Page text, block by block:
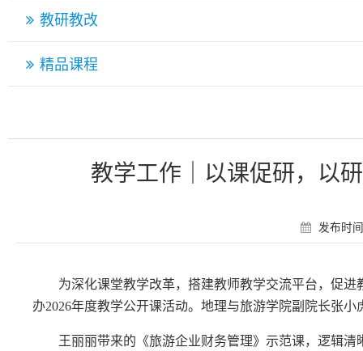
教研教改
精品课程
教学工作｜以课促研，以
发布时
为深化课堂教学改革，搭建教师教学交流平台，促
办2026年度教学公开课活动。地理与旅游学院副院长张
王丽丽带来的《旅游企业财务管理》示范课，逻辑